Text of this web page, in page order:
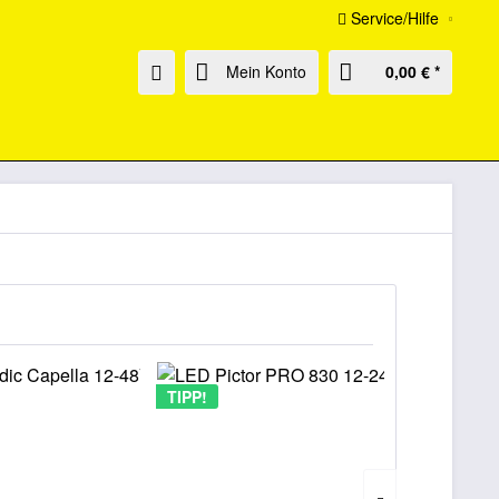
Service/Hilfe
Mein Konto 0,00 € *
TIPP!